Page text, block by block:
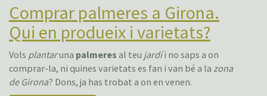
Comprar palmeres a Girona.
Qui en produeix i varietats?
Vols plantaruna palmeres al teu jardíi no saps a on
comprar-la, ni quines varietats es fan i van bé a la zona
de Girona? Dons, ja has trobat a on en venen.